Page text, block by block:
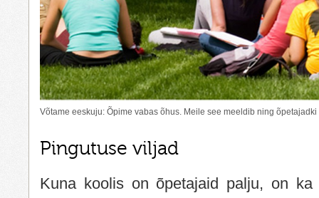
Võtame eeskuju: Õpime vabas õhus. Meile see meeldib ning
Pingutuse viljad
Kuna koolis on õpetajaid palju, on ka